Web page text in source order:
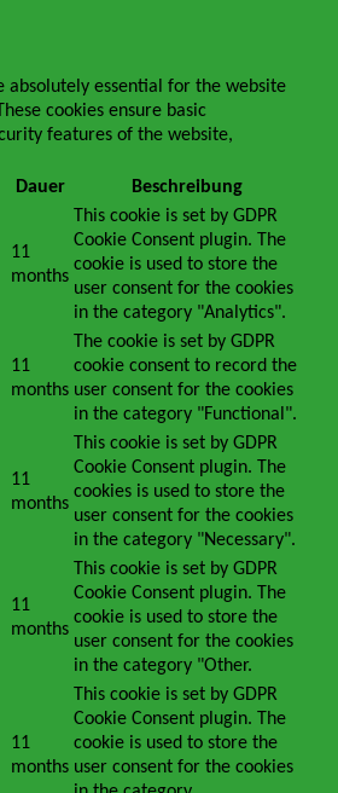
absolutely essential for the website
cookies ensure basic
features of the website,
Dauer Beschreibung
11
months
This cookie is set by GDPR
Cookie Consent plugin. The
cookie is used to store the
user consent for the cookies
in the category "Analytics".
11
months
The cookie is set by GDPR
cookie consent to record the
user consent for the cookies
in the category "Functional".
11
months
This cookie is set by GDPR
Cookie Consent plugin. The
cookies is used to store the
user consent for the cookies
in the category "Necessary".
11
months
This cookie is set by GDPR
Cookie Consent plugin. The
cookie is used to store the
user consent for the cookies
in the category "Other.
11
months
This cookie is set by GDPR
Cookie Consent plugin. The
cookie is used to store the
user consent for the cookies